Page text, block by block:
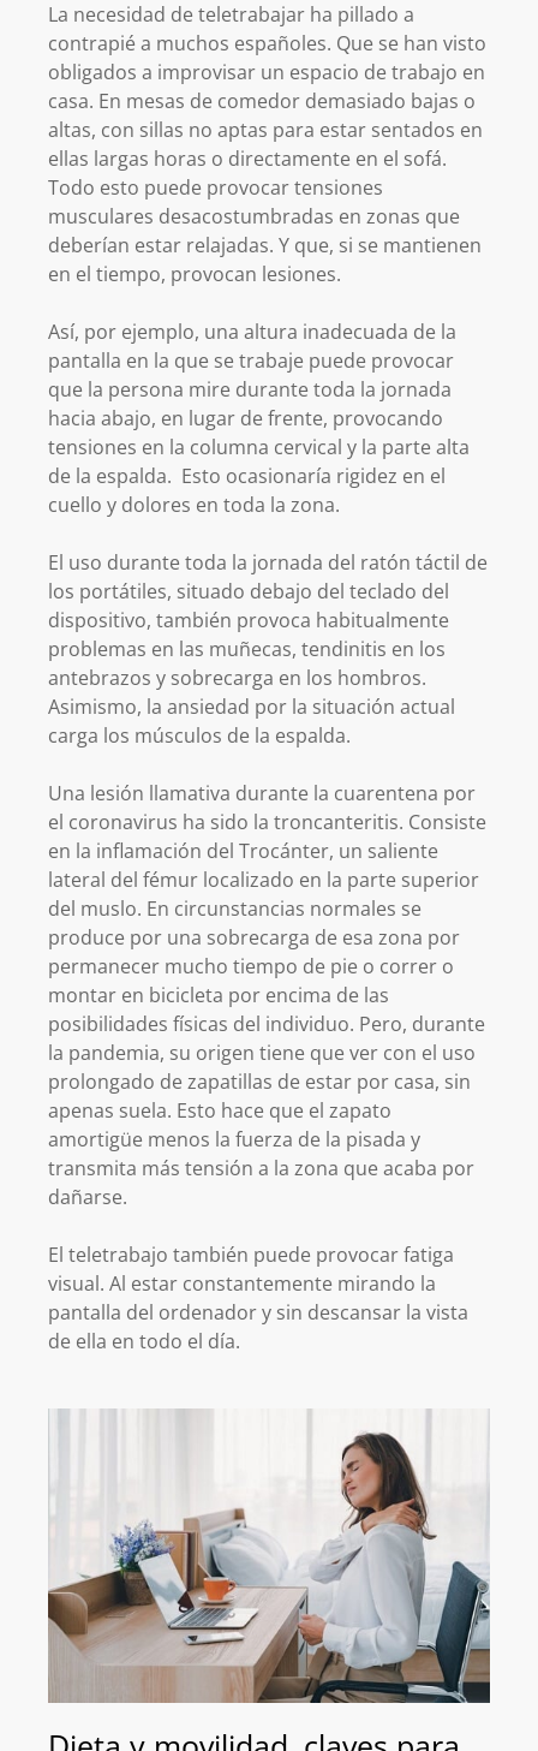
La necesidad de teletrabajar ha pillado a
contrapié a muchos españoles. Que se han visto
obligados a improvisar un espacio de trabajo en
casa. En mesas de comedor demasiado bajas o
altas, con sillas no aptas para estar sentados en
ellas largas horas o directamente en el sofá.
Todo esto puede provocar tensiones
musculares desacostumbradas en zonas que
deberían estar relajadas. Y que, si se mantienen
en el tiempo, provocan lesiones.
Así, por ejemplo, una altura inadecuada de la
pantalla en la que se trabaje puede provocar
que la persona mire durante toda la jornada
hacia abajo, en lugar de frente, provocando
tensiones en la columna cervical y la parte alta
de la espalda. Esto ocasionaría rigidez en el
cuello y dolores en toda la zona.
El uso durante toda la jornada del ratón táctil de
los portátiles, situado debajo del teclado del
dispositivo, también provoca habitualmente
problemas en las muñecas, tendinitis en los
antebrazos y sobrecarga en los hombros.
Asimismo, la ansiedad por la situación actual
carga los músculos de la espalda.
Una lesión llamativa durante la cuarentena por
el coronavirus ha sido la troncanteritis. Consiste
en la inflamación del Trocánter, un saliente
lateral del fémur localizado en la parte superior
del muslo. En circunstancias normales se
produce por una sobrecarga de esa zona por
permanecer mucho tiempo de pie o correr o
montar en bicicleta por encima de las
posibilidades físicas del individuo. Pero, durante
la pandemia, su origen tiene que ver con el uso
prolongado de zapatillas de estar por casa, sin
apenas suela. Esto hace que el zapato
amortigüe menos la fuerza de la pisada y
transmita más tensión a la zona que acaba por
dañarse.
El teletrabajo también puede provocar fatiga
visual. Al estar constantemente mirando la
pantalla del ordenador y sin descansar la vista
de ella en todo el día.